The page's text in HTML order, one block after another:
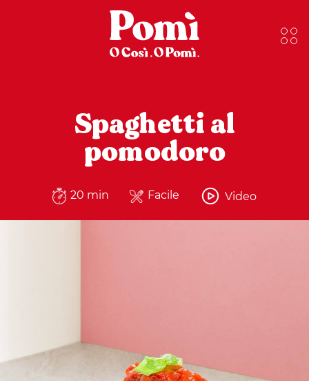
Spaghetti al
pomodoro
20 min Facile Video